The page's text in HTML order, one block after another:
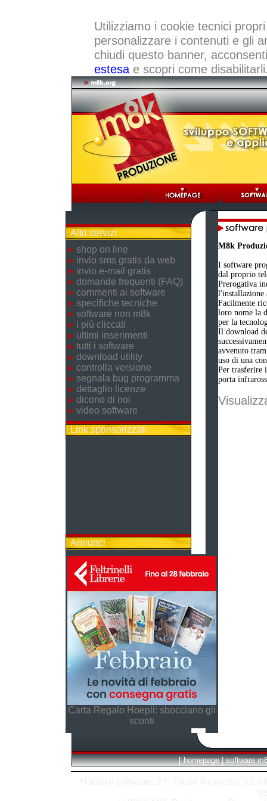
Utilizziamo i cookie tecnici
personalizzare i contenuti e gli
chiudi questo banner,
estesae scopri come
Altri servizi
shop on line
invio sms gratis da web
invio e-mail gratis
domande frequenti (FAQ)
commenti ai software
specifiche tecniche
software non m8k
i più cliccati
ultimi inserimenti
tutti i software
download utility
controlla versione
segnala bug programma
dettaglio licenze
dicono di noi
video software
Link sponsorizzati
Annunci
Carta Regalo Hoepli: sbocciano gli
sconti
M8k
I software
dal proprio
Prerogativa
l'installazione
Facilmente
loro nome la
per la
Il download
avvenuto
uso di una
Per trasferire
porta
[ homepage | software